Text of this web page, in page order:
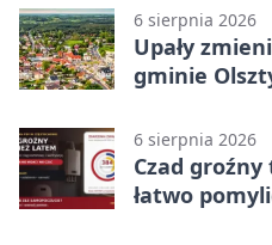
6 sierpnia 2026
Upały
gminie
6 sierpnia 2026
Czad
łatwo